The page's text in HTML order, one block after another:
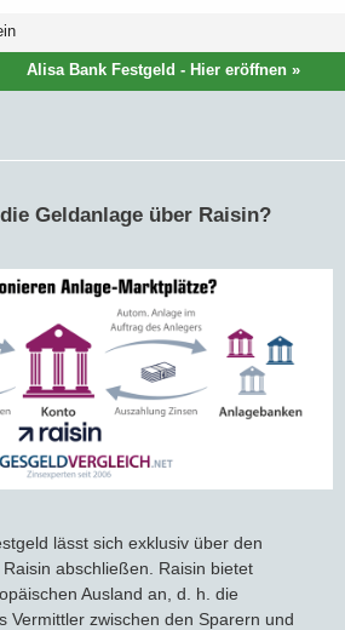
Alisa Bank Festgeld - Hier eröffnen »
Geldanlage über Raisin?
lässt sich exklusiv über den
abschließen. Raisin bietet
Ausland an, d. h. die
Vermittler zwischen den Sparern und